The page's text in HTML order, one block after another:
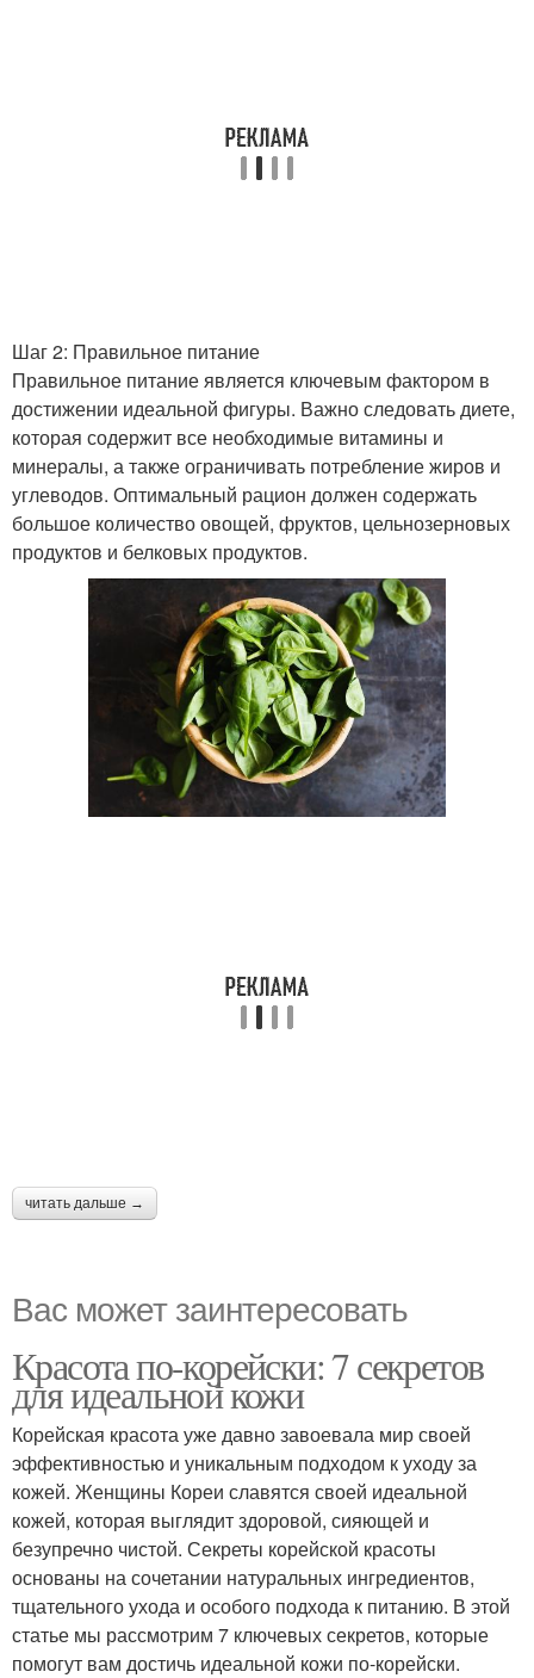
Шаг 2: Правильное питание
Правильное питание является ключевым фактором в
достижении идеальной фигуры. Важно следовать диете,
которая содержит все необходимые витамины и
минералы, а также ограничивать потребление жиров и
углеводов. Оптимальный рацион должен содержать
большое количество овощей, фруктов, цельнозерновых
продуктов и белковых продуктов.
читать дальше →
Вас может заинтересовать
Красота по-корейски: 7 секретов
для идеальной кожи
Корейская красота уже давно завоевала мир своей
эффективностью и уникальным подходом к уходу за
кожей. Женщины Кореи славятся своей идеальной
кожей, которая выглядит здоровой, сияющей и
безупречно чистой. Секреты корейской красоты
основаны на сочетании натуральных ингредиентов,
тщательного ухода и особого подхода к питанию. В этой
статье мы рассмотрим 7 ключевых секретов, которые
помогут вам достичь идеальной кожи по-корейски.